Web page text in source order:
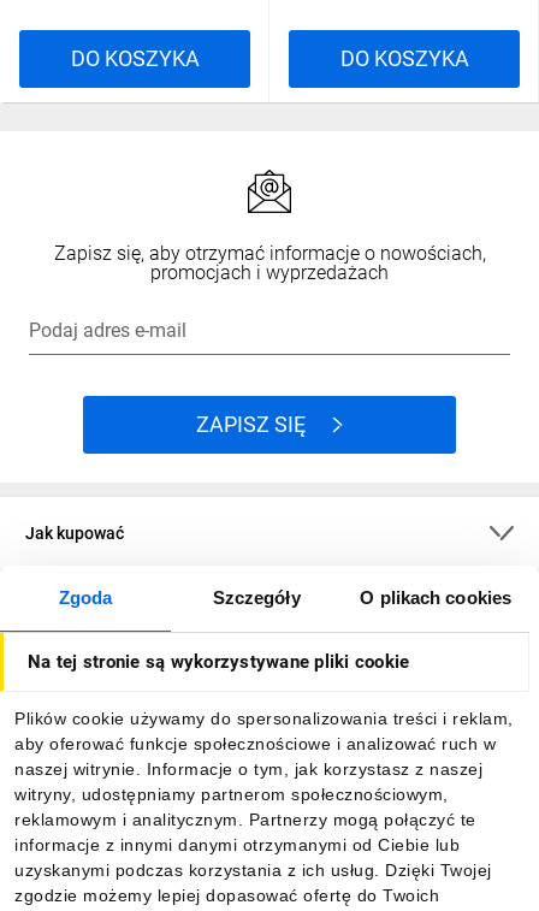
Zgoda Szczegóły O plikach cookies
Na tej stronie są wykorzystywane pliki cookie
Plików cookie używamy do spersonalizowania treści i reklam,
aby oferować funkcje społecznościowe i analizować ruch w
naszej witrynie. Informacje o tym, jak korzystasz z naszej
witryny, udostępniamy partnerom społecznościowym,
reklamowym i analitycznym. Partnerzy mogą połączyć te
informacje z innymi danymi otrzymanymi od Ciebie lub
uzyskanymi podczas korzystania z ich usług. Dzięki Twojej
zgodzie możemy lepiej dopasować ofertę do Twoich
DO KOSZYKA DO KOSZYKA
Zapisz się, aby otrzymać informacje o nowościach,
promocjach i wyprzedażach
Podaj adres e-mail
ZAPISZ SIĘ
Jak kupować
O firmie
Informacje
Pobierz naszą aplikację mobilną: